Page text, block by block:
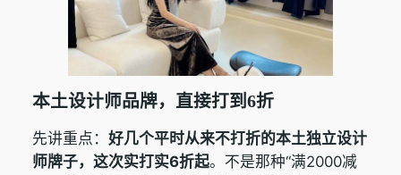
本土设计师品牌，直接打到6折
先讲重点： 好几个平时从来不打折的本土独立设计
师牌子，这次实打实6折起。不是那种“满2000减